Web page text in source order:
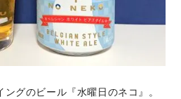
グのビール『水曜日のネコ』。